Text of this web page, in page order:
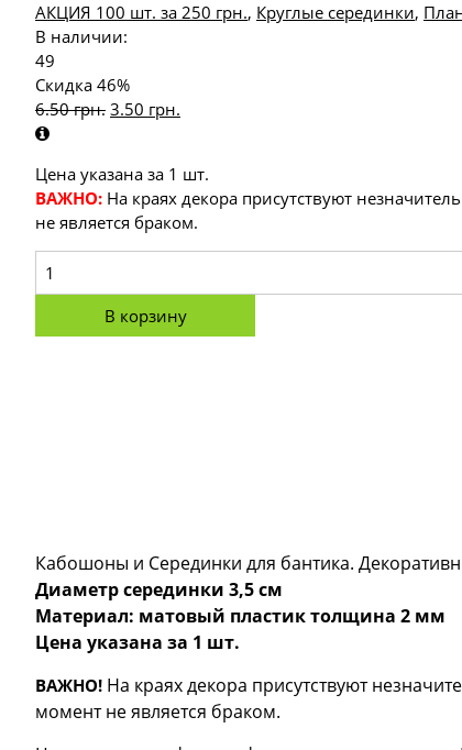
АКЦИЯ 100 шт. за 250 грн., Круглые серединки,
В наличии:
49
Скидка 46%
6.50грн. 3.50 грн.
Цена указана за 1 шт.
ВАЖНО: На краях декора присутствуют
не является браком.
В корзину
Кабошоны и Серединки для бантика.
Диаметр серединки 3,5 см
Материал: матовый пластик толщина 2 мм
Цена указана за 1 шт.
ВАЖНО! На краях декора присутствуют
момент не является браком.